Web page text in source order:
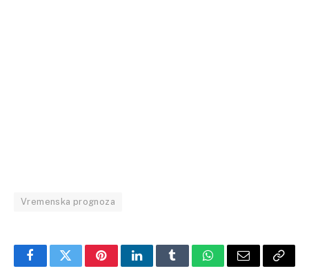
Vremenska prognoza
FacebookTwitterPinterestLinkedInTumblrWhatsApp
Email Copy